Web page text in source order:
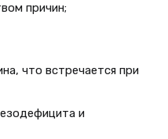
причин;
что встречается при
и